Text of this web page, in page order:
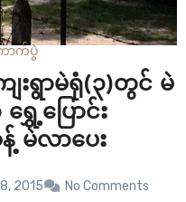
ောက်ပွဲ
းရွာမဲရုံ(၃)တွင် မဲ
ေ့ပြောင်း
မဲလာပေး
2015 No Comments